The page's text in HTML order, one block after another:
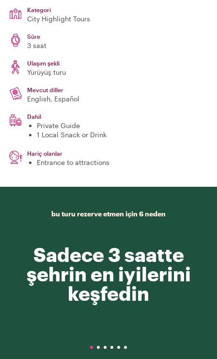
Kategori
City Highlight Tours
Süre
3 saat
Ulaşım şekli
Yürüyüş turu
Mevcut diller
English, Español
Dahil
Private Guide
1 Local Snack or Drink
Hariç olanlar
Entrance to attractions
bu turu rezerve etmen için 6 neden
Sadece 3 saatte
şehrin en iyilerini
keşfedin